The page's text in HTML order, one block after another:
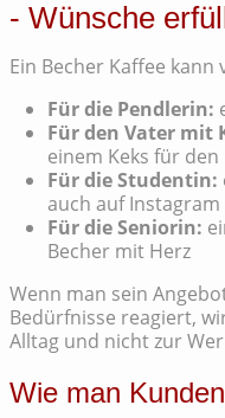
- Wünsche
Ein Becher Kaffee kann
Für die Pendlerin:
Für den Vater mit
einem Keks für
Für die Studentin:
auch auf Instagram
Für die Seniorin:
Becher mit Herz
Wenn man sein
Bedürfnisse reagiert,
Alltag und nicht zur
Wie man